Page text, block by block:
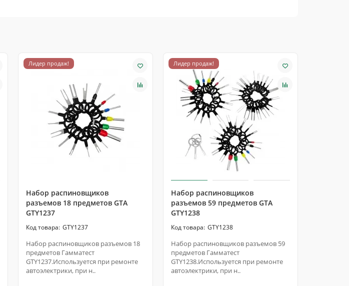
Лидер продаж!
Набор распиновщиков
разъемов 18 предметов GTA
GTY1237
GTY1237
Набор распиновщиков разъемов 18
предметов Гамматест
GTY1237.Используется при ремонте
автоэлектрики, при н..
Лидер продаж!
Набор распиновщиков
разъемов 59 предметов GTA
GTY1238
GTY1238
Набор распиновщиков разъемов 59
предметов Гамматест
GTY1238.Используется при ремонте
автоэлектрики, при н..